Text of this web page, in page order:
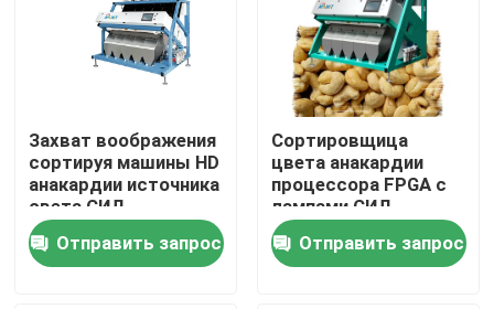
Свяжитесь мы
Новости
Спросите цитату
Захват воображения
сортируя машины HD
анакардии источника
света СИД
Отправить запрос
Сортировщица
цвета анакардии
процессора FPGA с
лампами СИД
Отправить запрос